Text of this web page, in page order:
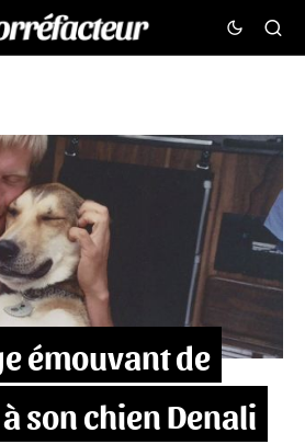
émouvant de
son chien Denali